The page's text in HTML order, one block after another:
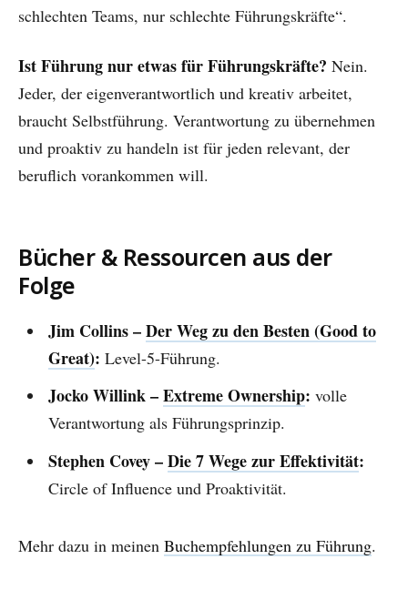
schlechten Teams, nur schlechte Führungskräfte“.
Ist Führung nur etwas für Führungskräfte? Nein.
Jeder, der eigenverantwortlich und kreativ arbeitet,
braucht Selbstführung. Verantwortung zu übernehmen
und proaktiv zu handeln ist für jeden relevant, der
beruflich vorankommen will.
Bücher & Ressourcen aus der
Folge
Jim Collins –Der Weg zu den Besten (Good to
Great): Level-5-Führung.
Jocko Willink –Extreme Ownership: volle
Verantwortung als Führungsprinzip.
Stephen Covey –Die 7 Wege zur Effektivität:
Circle of Influence und Proaktivität.
Mehr dazu in meinen Buchempfehlungen zu Führung.